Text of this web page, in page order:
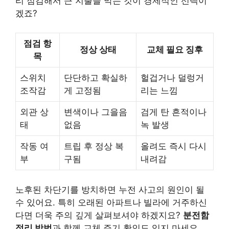
겠죠?
점검 항
목
정상 상태 교체 필요 징후
스위치
조작감
단단하고 확실하
게 고정됨
헐겁거나 덜렁거
리는 느낌
외관 상
태
변색이나 그을음
없음
검게 탄 흔적이나
녹 발생
작동 여
부
트립 후 정상 복
구됨
올려도 즉시 다시
내려감
노후된 차단기를 방치하면 누전 사고의 원인이 될
수 있어요. 특히 오래된 아파트나 빌라에 거주하신
다면 더욱 주의 깊게 살펴보셔야 하겠지요? 분전함